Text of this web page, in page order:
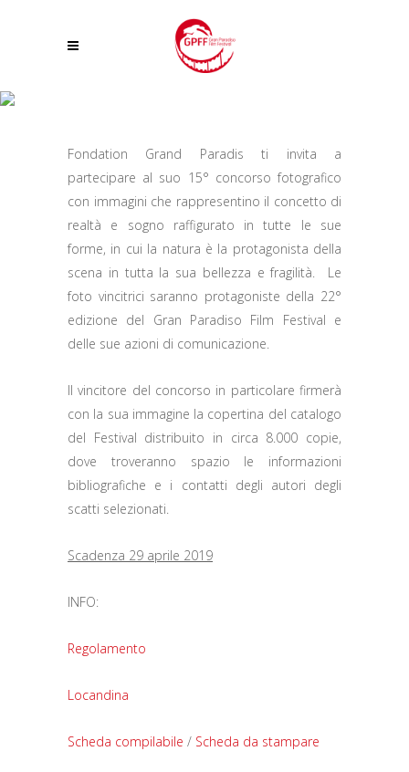
Fondation Grand Paradis ti invita a
partecipare al suo 15° concorso fotografico
con immagini che rappresentino il concetto di
realtà e sogno raffigurato in tutte le sue
forme, in cui la natura è la protagonista della
scena in tutta la sua bellezza e fragilità. Le
foto vincitrici saranno protagoniste della 22°
edizione del Gran Paradiso Film Festival e
delle sue azioni di comunicazione.
Il vincitore del concorso in particolare firmerà
con la sua immagine la copertina del catalogo
del Festival distribuito in circa 8.000 copie,
dove troveranno spazio le informazioni
bibliografiche e i contatti degli autori degli
scatti selezionati.
Scadenza 29 aprile 2019
INFO:
Regolamento
Locandina
Scheda compilabile / Scheda da stampare